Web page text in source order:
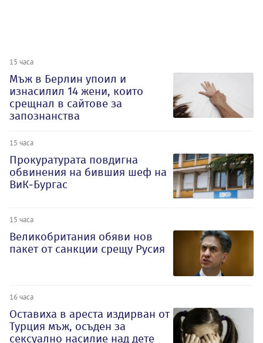
15 часа
Мъж в Берлин упоил и
изнасилил 14 жени, които
срещнал в сайтове за
запознанства
15 часа
Прокуратурата повдигна
обвинения на бившия шеф на
ВиК-Бургас
15 часа
Великобритания обяви нов
пакет от санкции срещу Русия
16 часа
Оставиха в ареста издирван от
Турция мъж, осъден за
сексуално насилие над дете